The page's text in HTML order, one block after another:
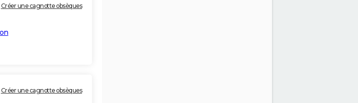
Créer une cagnotte obsèques
Créer une cagnotte obsèques